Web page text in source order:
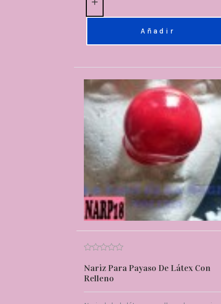
Añadir
Nariz Para Payaso De Látex Con
Relleno